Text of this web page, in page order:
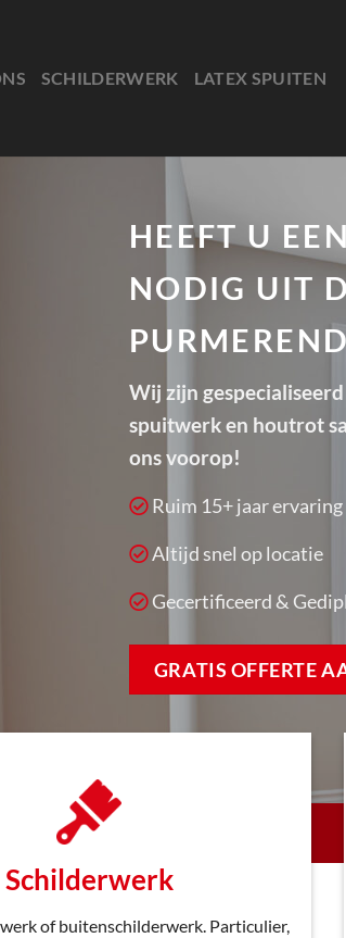
SCHILDERWERK LATEX SPUITEN
HEEFT U
NODIG UIT
Wij zijn
spuitwerk en houtrot
ons voorop!
Ruim 15+ jaar ervaring
Altijd snel op locatie
Gecertificeerd &
GRATIS OFFERTE
Schilderwerk
of buitenschilderwerk. Particulier,